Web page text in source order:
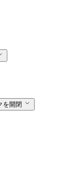
を開閉